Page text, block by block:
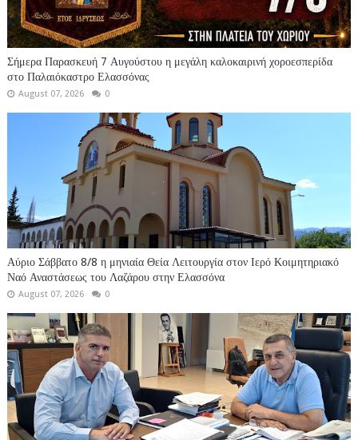
Σήμερα Παρασκευή 7 Αυγούστου η μεγάλη καλοκαιρινή χοροεσπερίδα
στο Παλαιόκαστρο Ελασσόνας
August 07, 2026 0
Αύριο Σάββατο 8/8 η μηνιαία Θεία Λειτουργία στον Ιερό Κοιμητηριακό
Ναό Αναστάσεως του Λαζάρου στην Ελασσόνα
August 07, 2026 0